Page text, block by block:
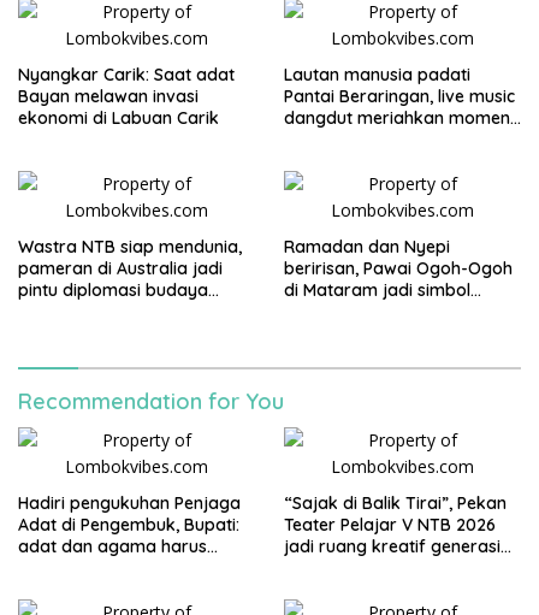
Nyangkar Carik: Saat adat
Bayan melawan invasi
ekonomi di Labuan Carik
Lautan manusia padati
Pantai Beraringan, live music
dangdut meriahkan momen
Wastra NTB siap mendunia,
pameran di Australia jadi
pintu diplomasi budaya
Ramadan dan Nyepi
beririsan, Pawai Ogoh-Ogoh
di Mataram jadi simbol
Recommendation for You
Hadiri pengukuhan Penjaga
Adat di Pengembuk, Bupati:
adat dan agama harus
“Sajak di Balik Tirai”, Pekan
Teater Pelajar V NTB 2026
jadi ruang kreatif generasi